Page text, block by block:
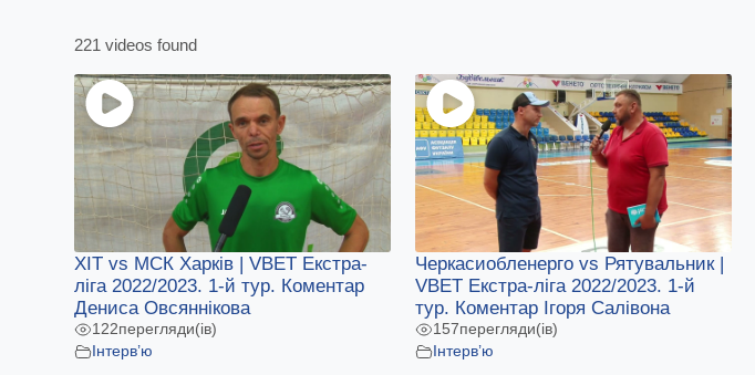
221 videos found
ХІТ vs МСК Харків | VBET Екстра-
ліга 2022/2023. 1-й тур. Коментар
Дениса Овсяннікова
122перегляди(ів)
Інтерв’ю
Черкасиобленерго vs Рятувальник |
VBET Екстра-ліга 2022/2023. 1-й
тур. Коментар Ігоря Салівона
157перегляди(ів)
Інтерв’ю